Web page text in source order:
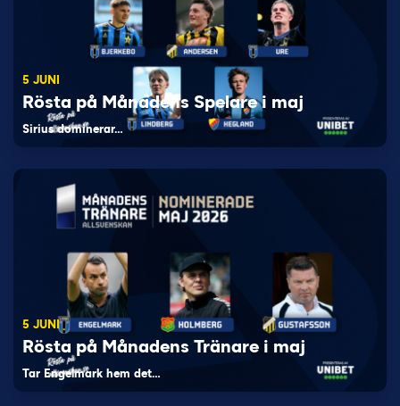
5 JUNI
Rösta på Månadens Spelare i maj
Sirius dominerar…
5 JUNI
Rösta på Månadens Tränare i maj
Tar Engelmark hem det…